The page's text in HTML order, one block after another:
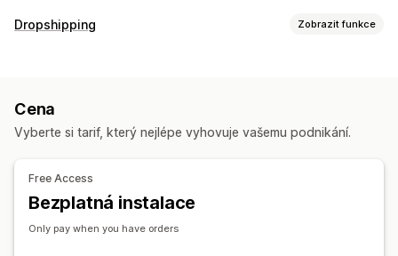
Přizpůsobení produktů
Celoplošný potisk
Dárky ke svátkům
Domácí dekorace Šperky
Hromadná doprava
Sledování objednávek
Dropshipping Zobrazit funkce
Cena
Vyberte si tarif, který nejlépe vyhovuje vašemu podnikání.
Free Access
Bezplatná instalace
Only pay when you have orders